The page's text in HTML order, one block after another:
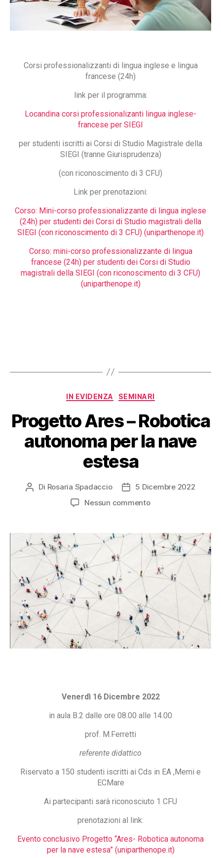
Corsi professionalizzanti di lingua inglese e lingua
francese (24h)
link per il programma:
Locandina corsi professionalizanti lingua inglese-
francese per SIEGI
per studenti iscritti ai Corsi di Studio Magistrale della
SIEGI (tranne Giurisprudenza)
(con riconoscimento di 3 CFU)
Link per prenotazioni:
Corso: Mini-corso professionalizzante di lingua inglese
(24h) per studenti dei Corsi di Studio magistrali della
SIEGI (con riconoscimento di 3 CFU) (uniparthenope.it)
Corso: mini-corso professionalizzante di lingua
francese (24h) per studenti dei Corsi di Studio
magistrali della SIEGI (con riconoscimento di 3 CFU)
(uniparthenope.it)
IN EVIDENZA SEMINARI
Progetto Ares – Robotica
autonoma per la nave
estesa
Di Rosaria Spadaccio
5 Dicembre 2022
Nessun commento
Venerdì 16 Dicembre 2022
in aula B.2 dalle ore 08.00 alle 14.00
prof. M.Ferretti
referente didattico
Riservato a 150 studenti iscritti ai Cds in EA ,Memi e
ECMare
Ai partecipanti sarà riconosciuto 1 CFU
prenotazioni al link:
Evento conclusivo Progetto “Ares- Robotica autonoma
per la nave estesa” (uniparthenope.it)